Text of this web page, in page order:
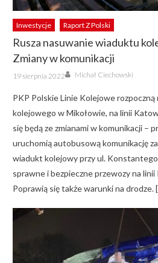
Inwestycje Raport Z Polski
Rusza nasuwanie wiaduktu
Zmiany w komunikacji
Posted
on
19 sierpnia 2022 Author
Michał Ciechowski
PKP Polskie Linie Kolejowe
kolejowego w Mikołowie, na linii
się będą ze zmianami w komunikacji –
uruchomią autobusową komunikację
wiadukt kolejowy przy ul.
sprawne i bezpieczne przewozy na
Poprawią się także warunki na drodze.